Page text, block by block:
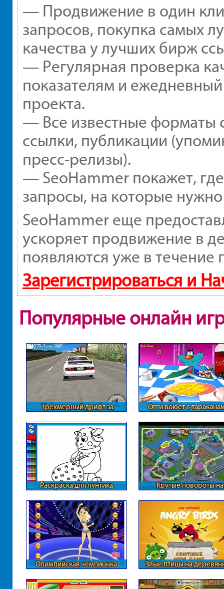
— Продвижение в один
запросов, покупка самых
качества у лучших бирж
— Регулярная проверка
показателям и
проекта.
— Все известные форматы
ссылки, публикации
пресс-релизы).
— SeoHammer покажет,
запросы, на которые
SeoHammer еще
ускоряет продвижение в
появляются уже в течение
Зарегистрироваться и
Популярные онлайн
Трёхмерный дрифт за
Огги воюет с
Раскраска для лунтика
Крутые повороты на
Олимпийская чемпионка
Злые птицы на